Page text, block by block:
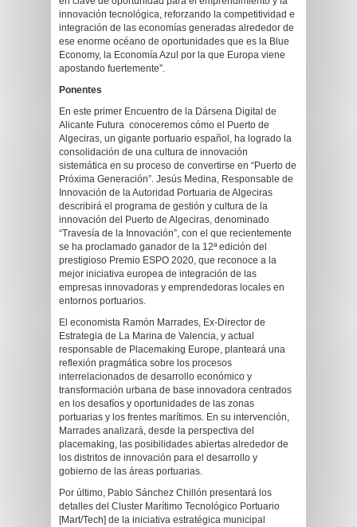
innovación tecnológica, reforzando la competitividad e
integración de las economías generadas alrededor de
ese enorme océano de oportunidades que es la Blue
Economy, la Economía Azul por la que Europa viene
apostando fuertemente”.
Ponentes
En este primer Encuentro de la Dársena Digital de
Alicante Futura conoceremos cómo el Puerto de
Algeciras, un gigante portuario español, ha logrado la
consolidación de una cultura de innovación
sistemática en su proceso de convertirse en “Puerto de
Próxima Generación”. Jesús Medina, Responsable de
Innovación de la Autoridad Portuaria de Algeciras
describirá el programa de gestión y cultura de la
innovación del Puerto de Algeciras, denominado
“Travesía de la Innovación”, con el que recientemente
se ha proclamado ganador de la 12ª edición del
prestigioso Premio ESPO 2020, que reconoce a la
mejor iniciativa europea de integración de las
empresas innovadoras y emprendedoras locales en
entornos portuarios.
El economista Ramón Marrades, Ex-Director de
Estrategia de La Marina de Valencia, y actual
responsable de Placemaking Europe, planteará una
reflexión pragmática sobre los procesos
interrelacionados de desarrollo económico y
transformación urbana de base innovadora centrados
en los desafíos y oportunidades de las zonas
portuarias y los frentes marítimos. En su intervención,
Marrades analizará, desde la perspectiva del
placemaking, las posibilidades abiertas alrededor de
los distritos de innovación para el desarrollo y
gobierno de las áreas portuarias.
Por último, Pablo Sánchez Chillón presentará los
detalles del Cluster Marítimo Tecnológico Portuario
[Mart/Tech] de la iniciativa estratégica municipal